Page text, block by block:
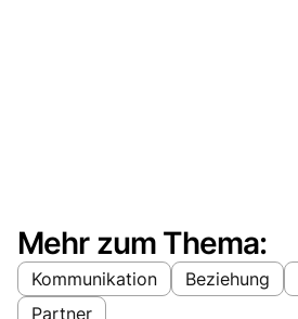
Mehr zum Thema:
Kommunikation Beziehung
Partner